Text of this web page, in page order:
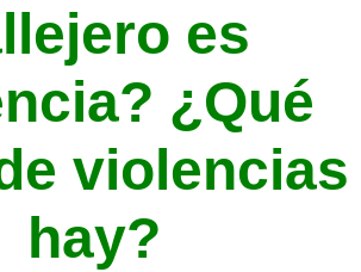
es
¿Qué
violencias
hay?